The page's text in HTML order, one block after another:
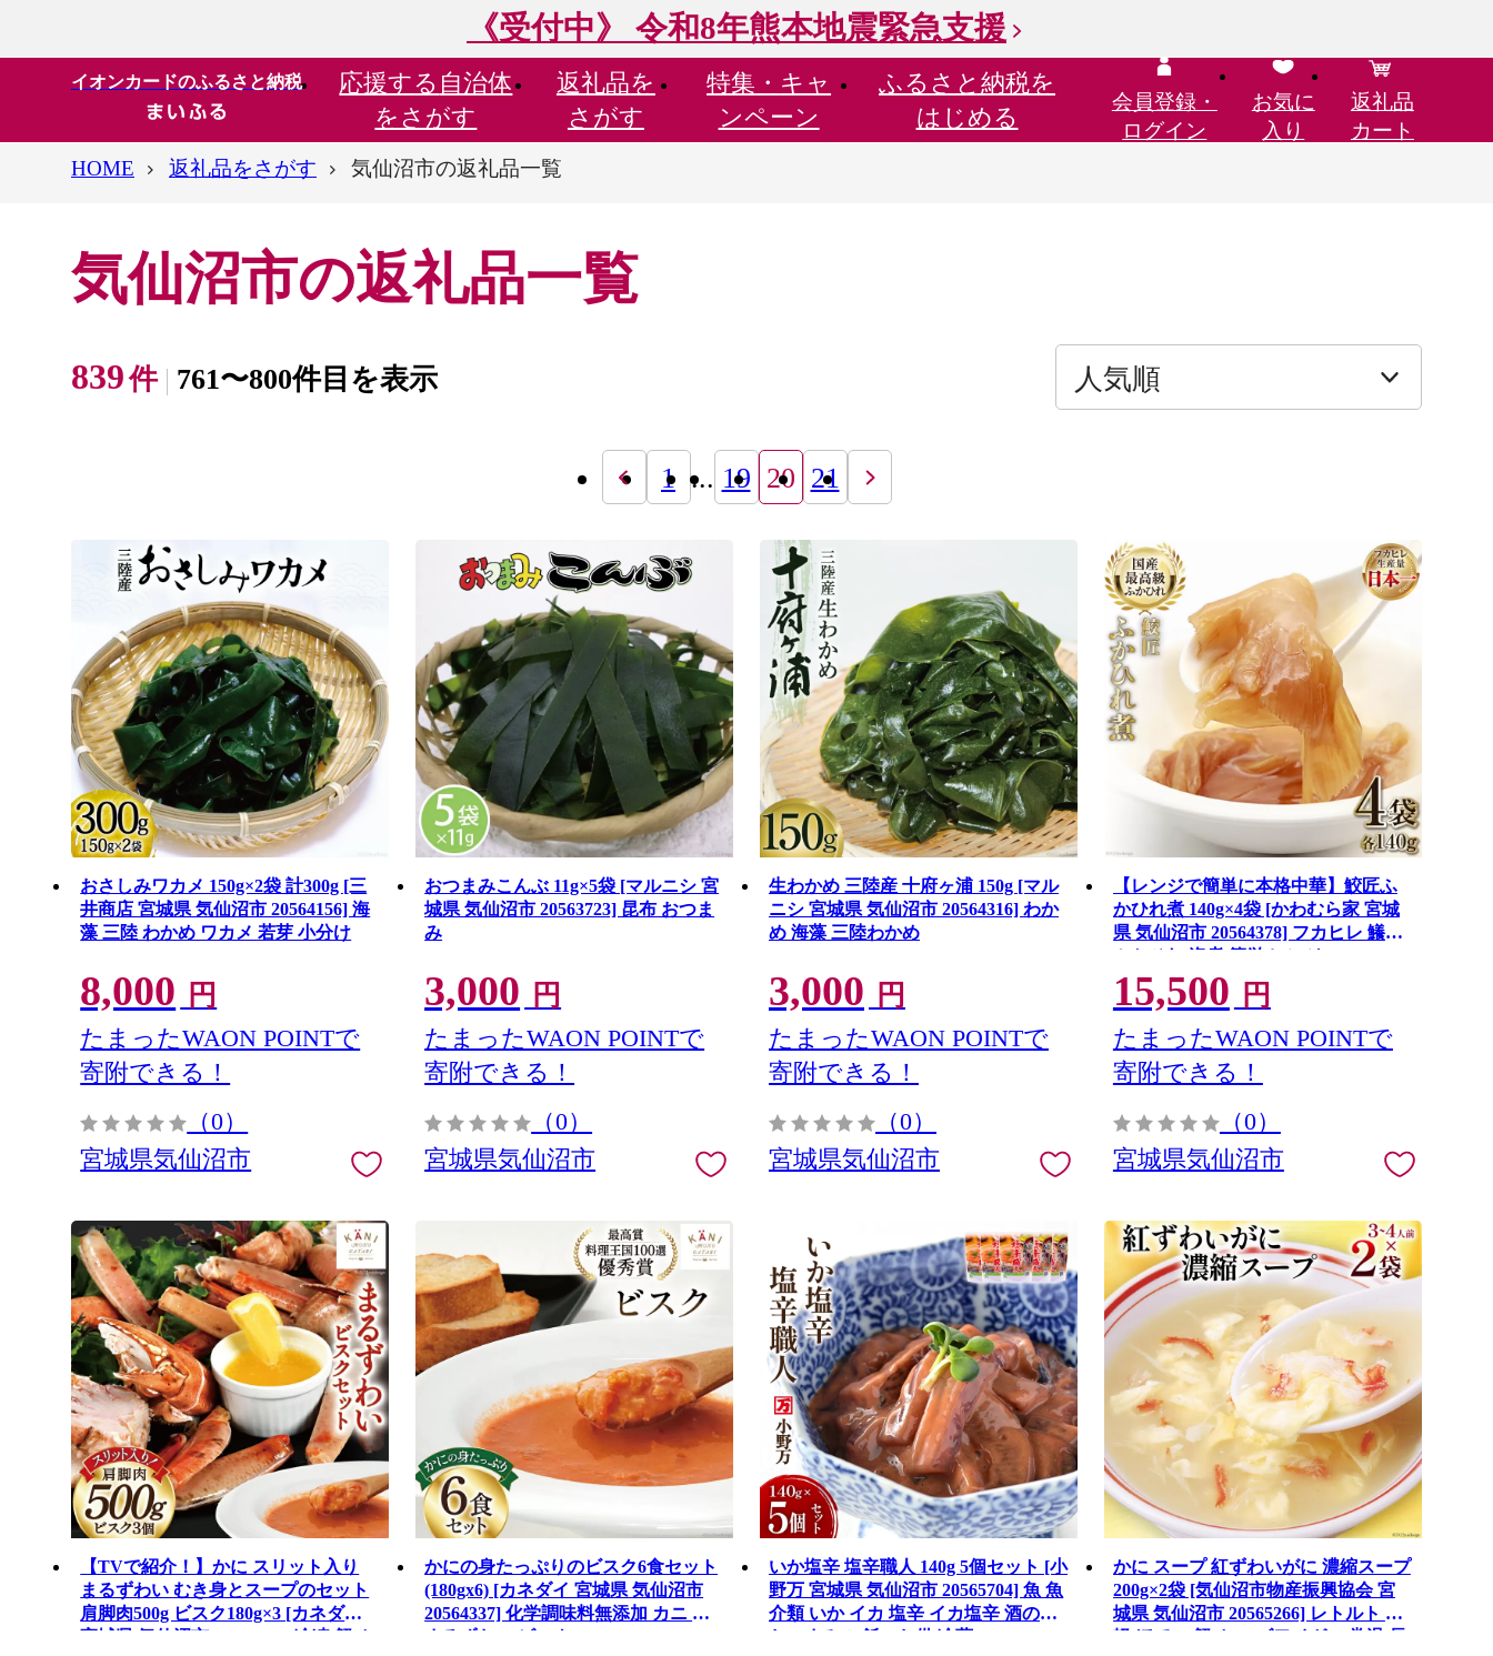
《受付中》 令和8年熊本地震緊急支援
イオンカードのふるさと納税 応援する 自治体
をさがす
返礼品を
さがす
特集・ キャ
ンペーン
ふるさと納税を
はじめる
会員登録・
ログイン
お気に
入り
返礼品
カート
HOME
返礼品をさがす 気仙沼市の返礼品一覧
気仙沼市の返礼品一覧
839件 761〜800件目を表示
1 ... 19 20 21
おさしみワカメ 150g×2袋 計300g [三
井商店 宮城県 気仙沼市 20564156] 海
藻 三陸 わかめ ワカメ 若芽 小分け
8,000 円
たまったWAON POINTで
寄附できる！
（0）
宮城県気仙沼市
おつまみこんぶ 11g×5袋 [マルニシ 宮
城県 気仙沼市 20563723] 昆布 おつま
み
3,000 円
たまったWAON POINTで
寄附できる！
（0）
宮城県気仙沼市
生わかめ 三陸産 十府ヶ浦 150g [マル
ニシ 宮城県 気仙沼市 20564316] わか
め 海藻 三陸わかめ
3,000 円
たまったWAON POINTで
寄附できる！
（0）
宮城県気仙沼市
【レンジで簡単に本格中華】鮫匠ふ
かひれ煮 140g×4袋 [かわむら家 宮城
県 気仙沼市 20564378] フカヒレ 鱶鰭
ふかひれ 姿煮 簡単 レンジ
15,500 円
たまったWAON POINTで
寄附できる！
（0）
宮城県気仙沼市
【TVで紹介！】かに スリット入り
まるずわい むき身とスープのセット
肩脚肉500g ビスク180g×3 [カネダイ
宮城県 気仙沼市 20564338] 冷凍 蟹 カ
かにの身たっぷりのビスク6食セット
(180gx6) [カネダイ 宮城県 気仙沼市
20564337] 化学調味料無添加 カニ 蟹
まるずわい ビスク
いか塩辛 塩辛職人 140g 5個セット [小
野万 宮城県 気仙沼市 20565704] 魚 魚
介類 いか イカ 塩辛 イカ塩辛 酒の肴
おつまみ ご飯のお供 冷蔵
かに スープ 紅ずわいがに 濃縮スープ
200g×2袋 [気仙沼市物産振興協会 宮
城県 気仙沼市 20565266] レトルト 手
軽 ほてい 蟹 カニ ズワイガニ 常温 長